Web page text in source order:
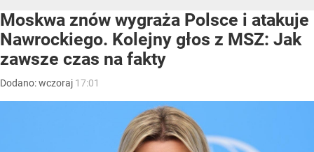
Moskwa znów wygraża Polsce i atakuje
Nawrockiego. Kolejny głos z MSZ: Jak
zawsze czas na fakty
Dodano:wczoraj 17:01